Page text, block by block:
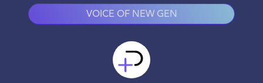
VOICE OF NEW GEN